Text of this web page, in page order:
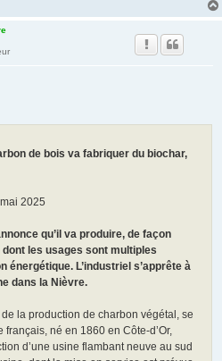
de bois va fabriquer du biochar,
2025
qu’il va produire, de façon
les usages sont multiples
énergétique. L’industriel s’apprête à
dans la Nièvre.
la production de charbon végétal, se
né en 1860 en Côte-d’Or,
d’une usine flambant neuve au sud